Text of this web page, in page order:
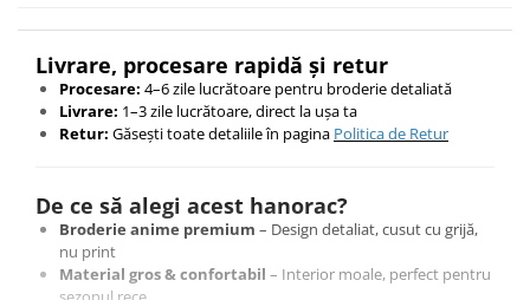
Livrare, procesare rapidă și retur
Procesare: 4–6 zile lucrătoare pentru broderie detaliată
Livrare: 1–3 zile lucrătoare, direct la ușa ta
Retur: Găsești toate detaliile în pagina Politica de Retur
De ce să alegi acest hanorac?
Broderie anime premium – Design detaliat, cusut cu grijă,
nu print
Material gros & confortabil – Interior moale, perfect pentru